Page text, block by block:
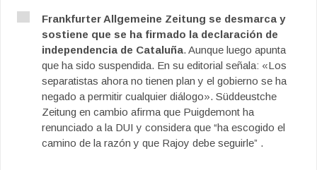
Frankfurter Allgemeine Zeitung se desmarca y
sostiene que se ha firmado la declaración de
independencia de Cataluña. Aunque luego apunta
que ha sido suspendida. En su editorial señala: «Los
separatistas ahora no tienen plan y el gobierno se ha
negado a permitir cualquier diálogo». Süddeustche
Zeitung en cambio afirma que Puigdemont ha
renunciado a la DUI y considera que “ha escogido el
camino de la razón y que Rajoy debe seguirle” .